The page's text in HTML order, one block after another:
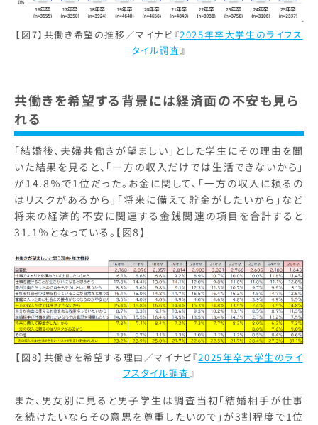
【図7】共働き希望の推移／マイナビ『2025年卒大学生のライフス
タイル調査 』
共働きを希望する背景には経済面の不安も見ら
れる
「結婚後、夫婦共働きが望ましい」とした学生にその理由を聞
いた結果を見ると、「一方の収入だけでは生活できないから」
が14.8％で1位だった。お金に関して、「一方の収入に頼るの
はリスクがあるから」「将来に備えて貯金がしたいから」など
将来の経済的不安に関連する金銭関連の項目を合計すると
31.1％となっている。【図8】
【図8】共働きを希望する理由／マイナビ『2025年卒大学生のライ
フスタイル調査』
また、男女別に見ると男子学生は調査当初「結婚相手が仕事
を続けたいならその意思を尊重したいので」が3割程度で1位